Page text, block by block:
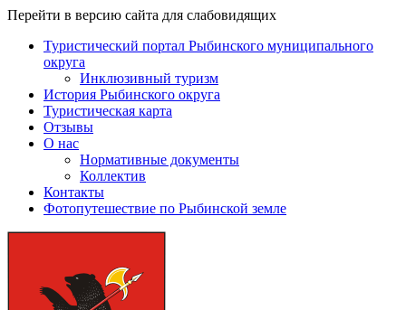
Перейти в версию сайта для слабовидящих
Туристический портал Рыбинского муниципального
округа
Инклюзивный туризм
История Рыбинского округа
Туристическая карта
Отзывы
О нас
Нормативные документы
Коллектив
Контакты
Фотопутешествие по Рыбинской земле